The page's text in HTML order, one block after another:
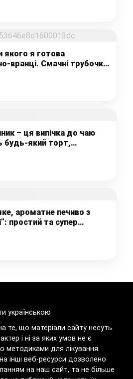
якого я готова
вранці. Смачні трубочки
та смачно
– ця випічка до чаю
будь-який торт,
як хмара
ароматне печиво з
простий та супер
з пісочного тіста без
щоб не загубити
українською
те, що матеріали сайту несуть
і ні за яких умов не є
методиками для лікування.
інші веб-ресурси дозволено
на наш сайт, та не більше